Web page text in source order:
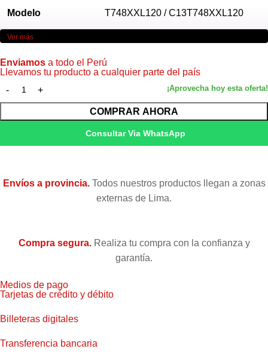
Modelo T748XXL120 / C13T748XXL120
Color Negro
Volumen 10,000 páginas / 202 ml
Tinta pigmentada DURABrite Ultra
original Epson
Nuevo — Original de fábrica
Ver más
Enviamos a todo el Perú
Llevamos tu producto a cualquier parte del país
COMPRAR AHORA
Consultar Via WhatsApp
Envíos a provincia.Todos nuestros productos llegan a zonas
externas de Lima.
Compra segura.Realiza tu compra con la confianza y
garantía.
Medios de pago
Tarjetas de crédito y débito
Billeteras digitales
Transferencia bancaria